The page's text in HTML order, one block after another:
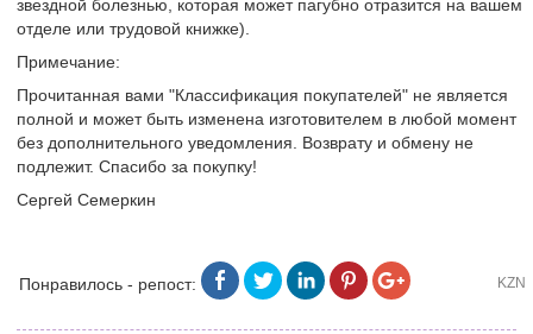
звездной болезнью, которая может пагубно отразится на вашем
отделе или трудовой книжке).
Примечание:
Прочитанная вами "Классификация покупателей" не является
полной и может быть изменена изготовителем в любой момент
без дополнительного уведомления. Возврату и обмену не
подлежит. Спасибо за покупку!
Сергей Семеркин
Понравилось - репост: KZN